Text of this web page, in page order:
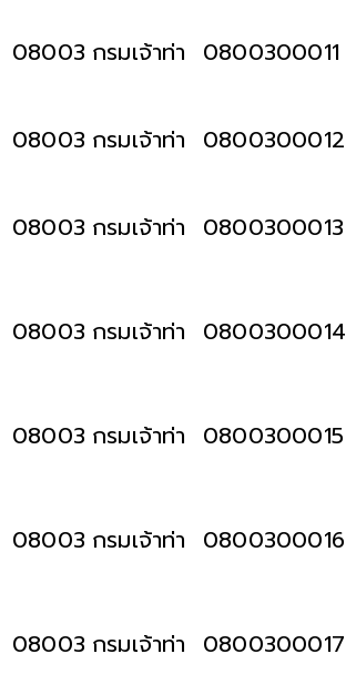
08003 กรมเจ้าท่า 0800300011
08003 กรมเจ้าท่า 0800300012
08003 กรมเจ้าท่า 0800300013
08003 กรมเจ้าท่า 0800300014
08003 กรมเจ้าท่า 0800300015
08003 กรมเจ้าท่า 0800300016
08003 กรมเจ้าท่า 0800300017